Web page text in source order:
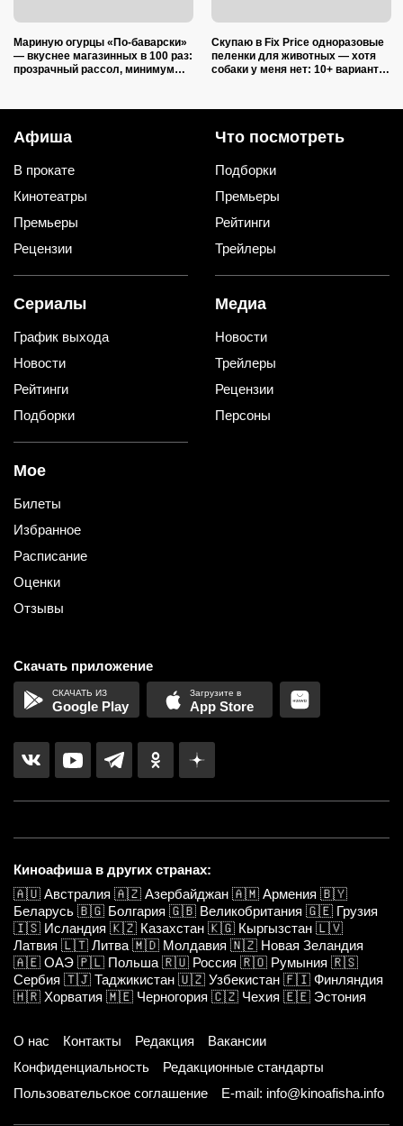
Мариную огурцы «По-баварски»
— вкуснее магазинных в 100 раз:
прозрачный рассол, минимум
Скупаю в Fix Price одноразовые
пеленки для животных — хотя
собаки у меня нет: 10+ вариантов
Афиша
В прокате
Кинотеатры
Премьеры
Рецензии
Что посмотреть
Подборки
Премьеры
Рейтинги
Трейлеры
Сериалы
График выхода
Новости
Рейтинги
Подборки
Медиа
Новости
Трейлеры
Рецензии
Персоны
Мое
Билеты
Избранное
Расписание
Оценки
Отзывы
Скачать приложение
Google Play App Store
Киноафиша в других странах:
🇦🇺 Австралия 🇦🇿 Азербайджан 🇦🇲 Армения 🇧🇾
Беларусь 🇧🇬 Болгария 🇬🇧 Великобритания 🇬🇪 Грузия
🇮🇸 Исландия 🇰🇿 Казахстан 🇰🇬 Кыргызстан 🇱🇻
Латвия 🇱🇹 Литва 🇲🇩 Молдавия 🇳🇿 Новая Зеландия
🇦🇪 ОАЭ 🇵🇱 Польша 🇷🇺 Россия 🇷🇴 Румыния 🇷🇸
Сербия 🇹🇯 Таджикистан 🇺🇿 Узбекистан 🇫🇮 Финляндия
🇭🇷 Хорватия 🇲🇪 Черногория 🇨🇿 Чехия 🇪🇪 Эстония
О нас Контакты Редакция
Вакансии
Конфиденциальность
Редакционные стандарты
Пользовательское соглашение
E-mail: info@kinoafisha.info